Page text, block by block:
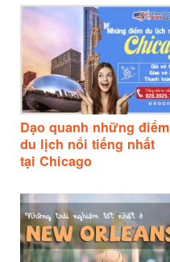
Dạo quanh những điểm
du lịch nổi tiếng nhất
tại Chicago